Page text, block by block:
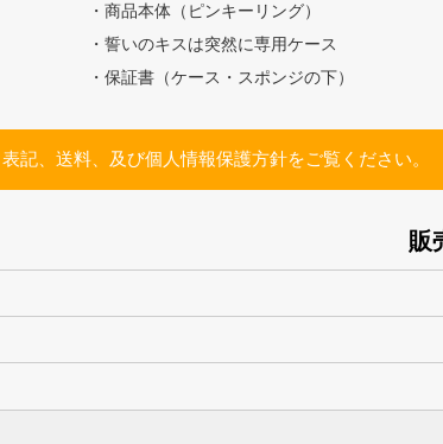
・商品本体（ピンキーリング）
・誓いのキスは突然に専用ケース
・保証書（ケース・スポンジの下）
記、送料、及び個人情報保護方針をご覧ください。
販